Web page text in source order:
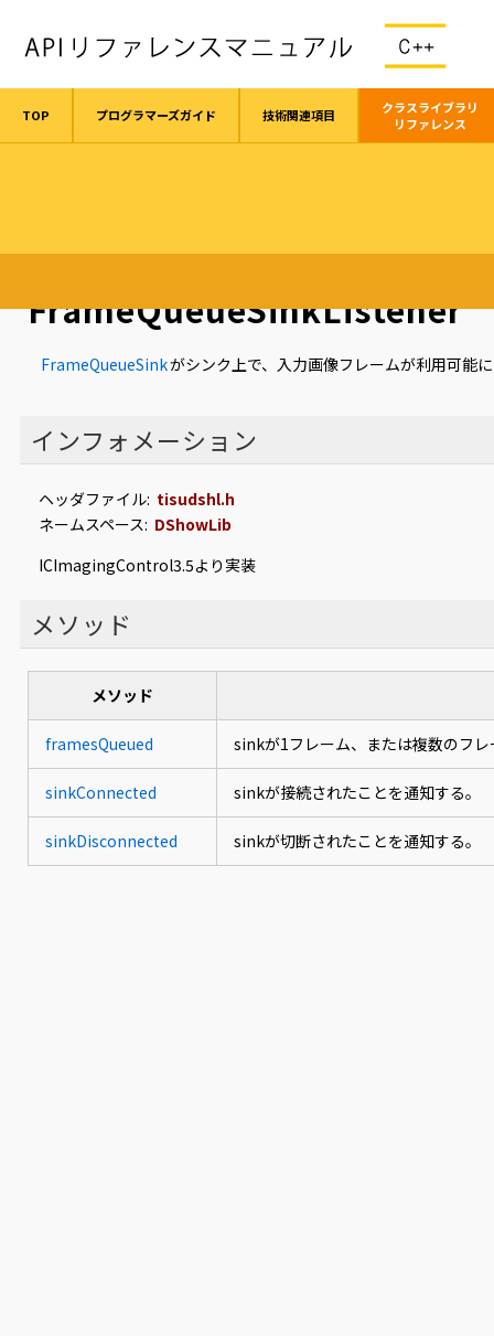
TOP プログラマーズガイド 技術関連項目
クラスライブラリ
リファレンス
FrameQueueSinkListener
FrameQueueSinkがシンク上で、入力画像フレームが利用可能
インフォメーション
ヘッダファイル: tisudshl.h
ネームスペース: DShowLib
ICImagingControl3.5より実装
メソッド
メソッド
framesQueued sinkが1フレーム、または複数のフ
sinkConnected sinkが接続されたことを通知する。
sinkDisconnected sinkが切断されたことを通知する。